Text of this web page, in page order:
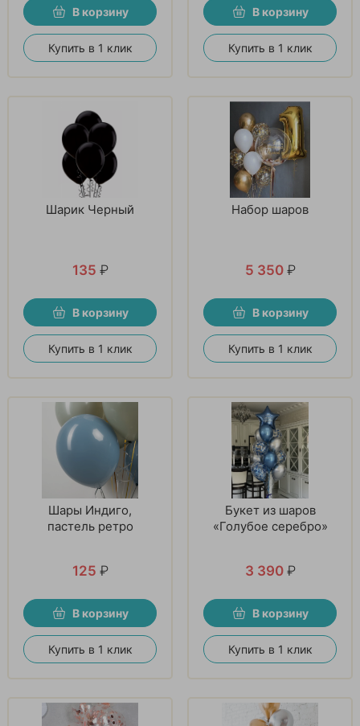
В корзину
Купить в 1 клик
В корзину
Купить в 1 клик
Шарик Черный
135 ₽
В корзину
Купить в 1 клик
Набор шаров
5 350 ₽
В корзину
Купить в 1 клик
Шары Индиго,
пастель ретро
125 ₽
В корзину
Купить в 1 клик
Букет из шаров
«Голубое серебро»
3 390 ₽
В корзину
Купить в 1 клик